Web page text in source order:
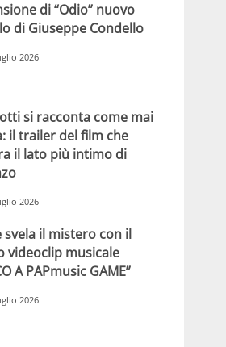
di “Odio” nuovo
di Giuseppe Condello
2026
si racconta come mai
il trailer del film che
il lato più intimo di
2026
svela il mistero con il
videoclip musicale
A PAPmusic GAME”
2026